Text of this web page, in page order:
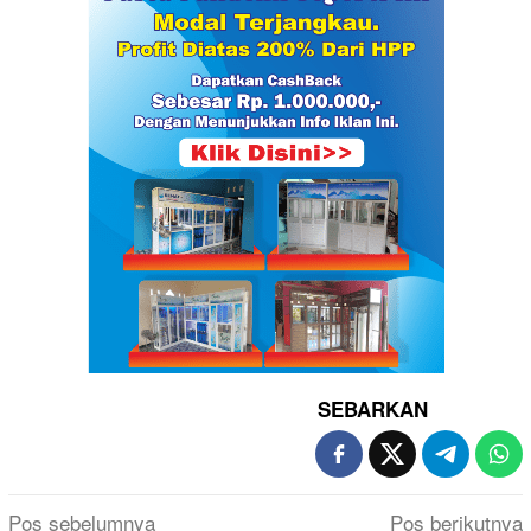
SEBARKAN
Pos sebelumnya
Pos berikutnya